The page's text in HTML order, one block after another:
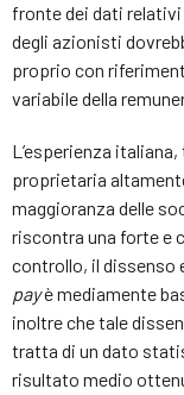
fronte dei dati relativi
degli azionisti
proprio con
variabile della
L’esperienza
proprietaria
maggioranza delle
riscontra una forte e
controllo, il dissenso
payè mediamente
inoltre che tale
tratta di un dato
risultato medio